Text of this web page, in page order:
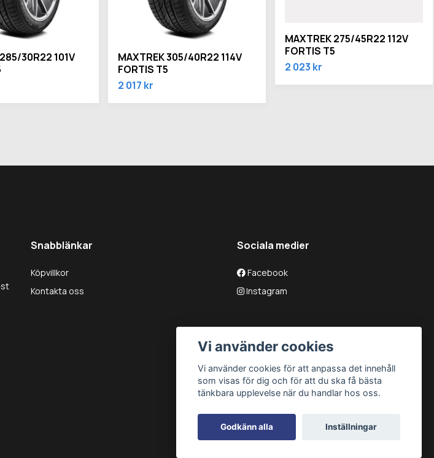
30R22 101V
MAXTREK 305/40R22 114V
FORTIS T5
2 017 kr
MAXTREK 275/45R22 112V
FORTIS T5
2 023 kr
Snabblänkar
Köpvillkor
Kontakta oss
Sociala medier
Facebook
Instagram
Vi använder cookies
Vi använder cookies för att anpassa det innehåll
som visas för dig och för att du ska få bästa
tänkbara upplevelse när du handlar hos oss.
Godkänn alla Inställningar